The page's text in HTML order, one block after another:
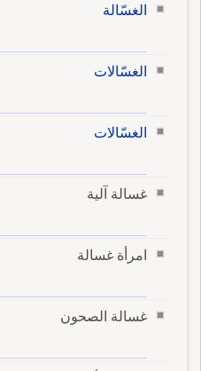
الغسّالة
الغسّالات
الغسّالات
غسالة آلية
امرأة غسالة
غسالة الصحون